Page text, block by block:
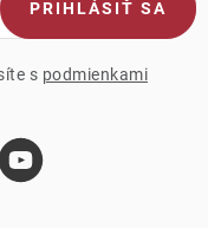
s podmienkami
PRIHLÁSIŤ SA